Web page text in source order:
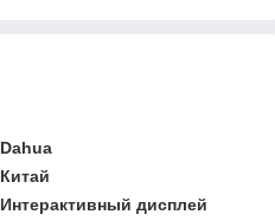
Dahua
Китай
Интерактивный дисплей